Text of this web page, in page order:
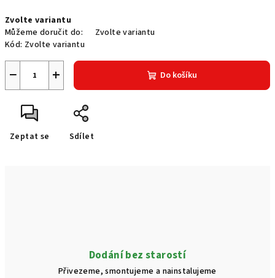
cena:
Zvolte variantu
Můžeme doručit do:
Zvolte variantu
Kód: Zvolte variantu
+
− Do košíku
Zeptat se Sdílet
Dodání bez starostí
Přivezeme, smontujeme a nainstalujeme